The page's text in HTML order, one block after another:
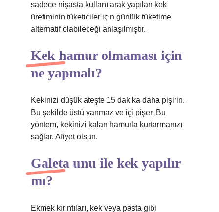
sadece nişasta kullanılarak yapılan kek
üretiminin tüketiciler için günlük tüketime
alternatif olabileceği anlaşılmıştır.
Kek hamur olmaması için
ne yapmalı?
Kekinizi düşük ateşte 15 dakika daha pişirin.
Bu şekilde üstü yanmaz ve içi pişer. Bu
yöntem, kekinizi kalan hamurla kurtarmanızı
sağlar. Afiyet olsun.
Galeta unu ile kek yapılır
mı?
Ekmek kırıntıları, kek veya pasta gibi